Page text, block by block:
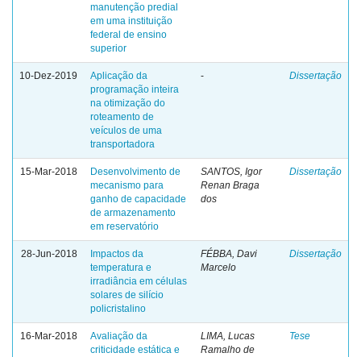
manutenção predial
em uma instituição
federal de ensino
superior
10-Dez-2019
Aplicação da
programação inteira
na otimização do
roteamento de
veículos de uma
transportadora
- Dissertação
15-Mar-2018
Desenvolvimento de
mecanismo para
ganho de capacidade
de armazenamento
em reservatório
SANTOS, Igor
Renan Braga
dos
Dissertação
28-Jun-2018
Impactos da
temperatura e
irradiância em células
solares de silício
policristalino
FÉBBA, Davi
Marcelo
Dissertação
16-Mar-2018
Avaliação da
criticidade estática e
LIMA, Lucas
Ramalho de
Tese